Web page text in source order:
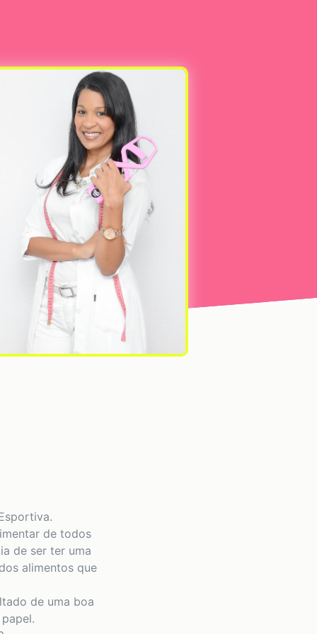
de todos
de ser ter uma
alimentos que
de uma boa